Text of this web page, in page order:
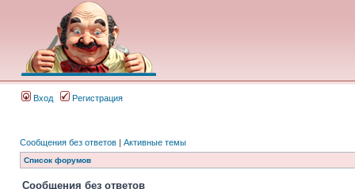
Вход Регистрация
Сообщения без ответов | Активные темы
Список форумов
Сообщения без ответов